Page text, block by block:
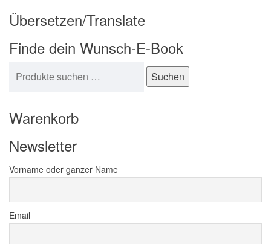
Übersetzen/Translate
Finde dein Wunsch-E-Book
Suchen
Warenkorb
Newsletter
Vorname oder ganzer Name
Email